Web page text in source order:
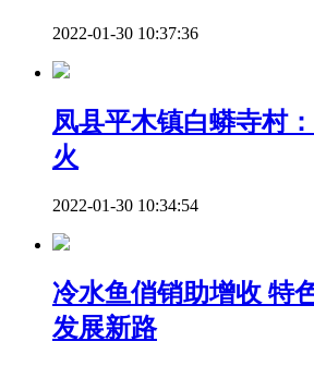
2022-01-30 10:37:36
凤县平木镇白蟒寺村
火
2022-01-30 10:34:54
冷水鱼俏销助增收 特
发展新路